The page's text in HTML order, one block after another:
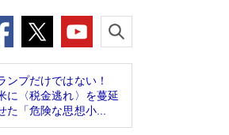
ンプだけではない！
に〈税金逃れ〉を蔓延
た「危険な思想小...